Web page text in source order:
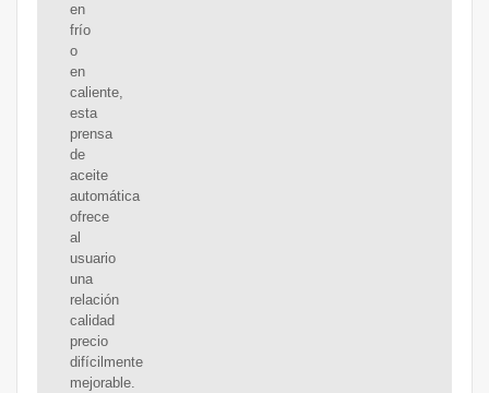
en
frío
o
en
caliente,
esta
prensa
de
aceite
automática
ofrece
al
usuario
una
relación
calidad
precio
difícilmente
mejorable.